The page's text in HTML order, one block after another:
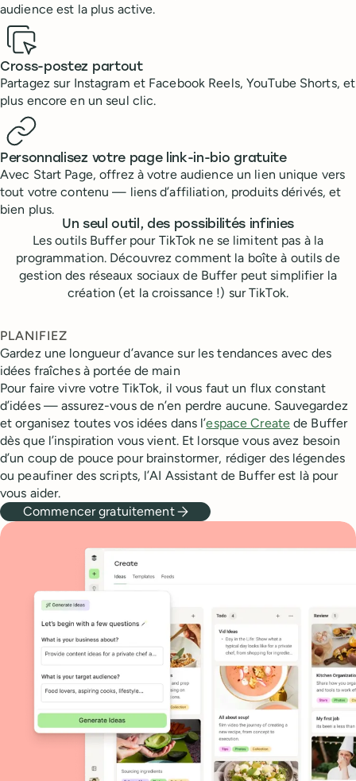
audience est la plus active.
Cross-postez partout
Partagez sur Instagram et Facebook Reels, YouTube Shorts, et
plus encore en un seul clic.
Personnalisez votre page link-in-bio gratuite
Avec Start Page, offrez à votre audience un lien unique vers
tout votre contenu — liens d’affiliation, produits dérivés, et
bien plus.
Un seul outil, des possibilités infinies
Les outils Buffer pour TikTok ne se limitent pas à la
programmation. Découvrez comment la boîte à outils de
gestion des réseaux sociaux de Buffer peut simplifier la
création (et la croissance !) sur TikTok.
PLANIFIEZ
Gardez une longueur d’avance sur les tendances avec des
idées fraîches à portée de main
Pour faire vivre votre TikTok, il vous faut un flux constant
d’idées — assurez-vous de n’en perdre aucune. Sauvegardez
et organisez toutes vos idées dans l’espace Create de Buffer
dès que l’inspiration vous vient. Et lorsque vous avez besoin
d’un coup de pouce pour brainstormer, rédiger des légendes
ou peaufiner des scripts, l’AI Assistant de Buffer est là pour
vous aider.
Commencer gratuitement